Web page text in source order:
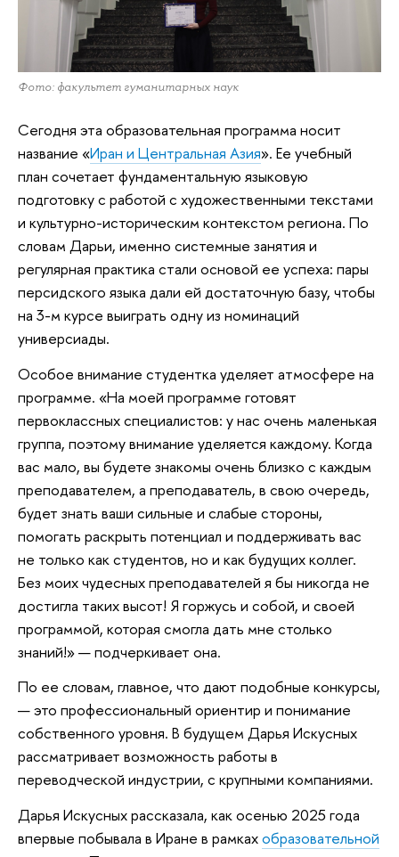
Фото: факультет гуманитарных наук
Сегодня эта образовательная программа носит
название «Иран и Центральная Азия». Ее учебный
план сочетает фундаментальную языковую
подготовку с работой с художественными текстами
и культурно-историческим контекстом региона. По
словам Дарьи, именно системные занятия и
регулярная практика стали основой ее успеха: пары
персидского языка дали ей достаточную базу, чтобы
на 3-м курсе выиграть одну из номинаций
универсиады.
Особое внимание студентка уделяет атмосфере на
программе. «На моей программе готовят
первоклассных специалистов: у нас очень маленькая
группа, поэтому внимание уделяется каждому. Когда
вас мало, вы будете знакомы очень близко с каждым
преподавателем, а преподаватель, в свою очередь,
будет знать ваши сильные и слабые стороны,
помогать раскрыть потенциал и поддерживать вас
не только как студентов, но и как будущих коллег.
Без моих чудесных преподавателей я бы никогда не
достигла таких высот! Я горжусь и собой, и своей
программой, которая смогла дать мне столько
знаний!» — подчеркивает она.
По ее словам, главное, что дают подобные конкурсы,
— это профессиональный ориентир и понимание
собственного уровня. В будущем Дарья Искусных
рассматривает возможность работы в
переводческой индустрии, с крупными компаниями.
Дарья Искусных рассказала, как осенью 2025 года
впервые побывала в Иране в рамкахобразовательной